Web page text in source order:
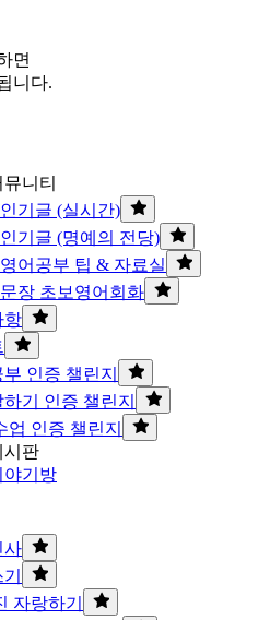
면
니다.
니티
기글 (실시간)
기글 (명예의 전당)
어공부 팁 & 자료실
장 초보영어회화
항
인증 챌린지
기 인증 챌린지
업 인증 챌린지
시판
야기방
사
자랑하기